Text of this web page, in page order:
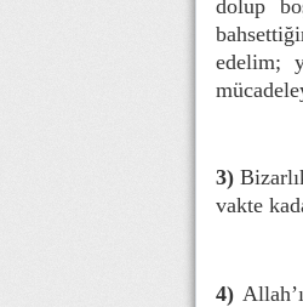
dolup
edelim;
3)
vakte
4)